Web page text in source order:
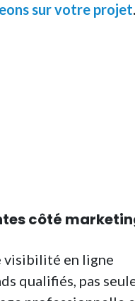
sur votre projet.
côté
visibilité en ligne
qualifiés, pas